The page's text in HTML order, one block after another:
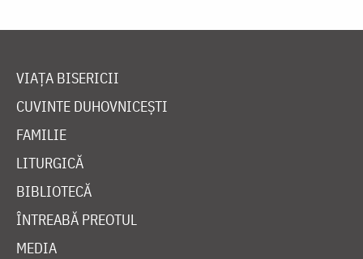
VIAȚA BISERICII
CUVINTE DUHOVNICEȘTI
FAMILIE
LITURGICĂ
BIBLIOTECĂ
ÎNTREABĂ PREOTUL
MEDIA